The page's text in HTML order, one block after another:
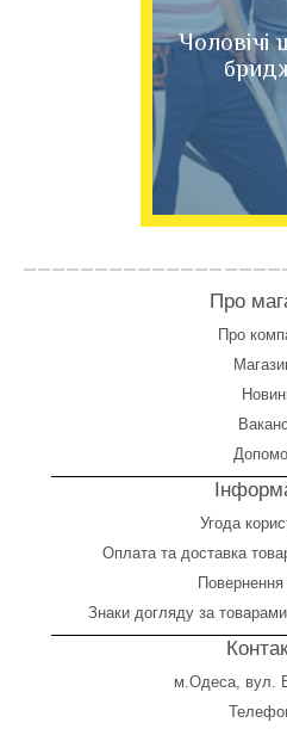
Чоловічі
Про
Про
Угода
Оплататадоставка
Повернення
Знаки догляду за
м.Одеса, вул.